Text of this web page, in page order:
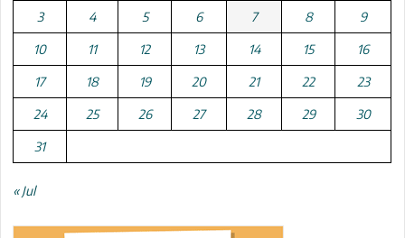
3 4 5 6 7 8 9
10 11 12 13 14 15 16
17 18 19 20 21 22 23
24 25 26 27 28 29 30
31
« Jul